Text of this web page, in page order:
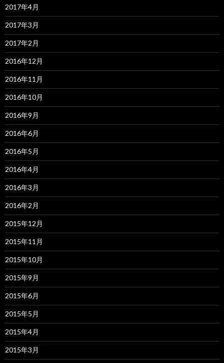
2017年4月
2017年3月
2017年2月
2016年12月
2016年11月
2016年10月
2016年9月
2016年6月
2016年5月
2016年4月
2016年3月
2016年2月
2015年12月
2015年11月
2015年10月
2015年9月
2015年6月
2015年5月
2015年4月
2015年3月